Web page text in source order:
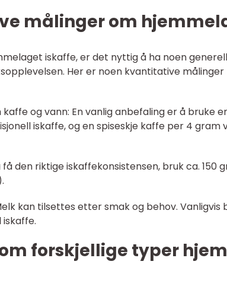
målinger om
iskaffe, er det nyttig å ha noen
Her er noen kvantitative
kaffe og vann: En vanlig anbefaling er å bruke
iskaffe, og en spiseskje kaffe per 4 gram
få den riktige iskaffekonsistensen, bruk ca.
kan tilsettes etter smak og behov.
forskjellige typer